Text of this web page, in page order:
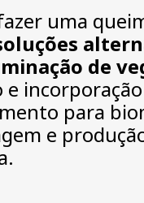
uma
de
para
e